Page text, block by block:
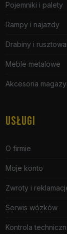
Pojemniki i palety
Rampy i najazdy
Drabiny i
Meble metalowe
Akcesoria
USŁUGI
O firmie
Moje konto
Zwroty i
Serwis wózków
Kontrola